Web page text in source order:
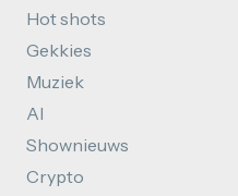
Hot shots
Gekkies
Muziek
AI
Shownieuws
Crypto